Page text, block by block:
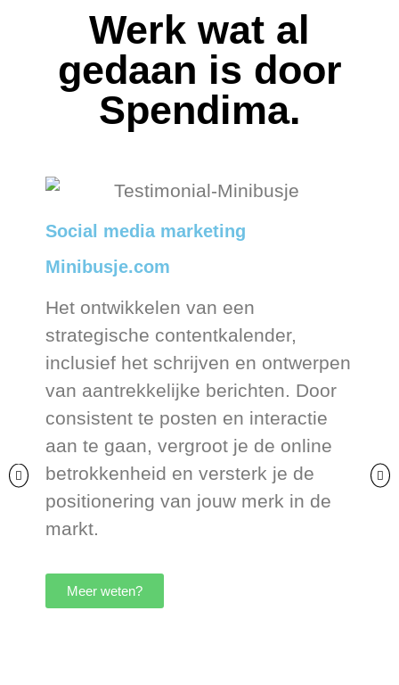
Werk wat al
gedaan is door
Spendima.
Social media marketing
Minibusje.com
Het ontwikkelen van een
strategische contentkalender,
inclusief het schrijven en ontwerpen
van aantrekkelijke berichten. Door
consistent te posten en interactie
aan te gaan, vergroot je de online
betrokkenheid en versterk je de
positionering van jouw merk in de
markt.
Meer weten?